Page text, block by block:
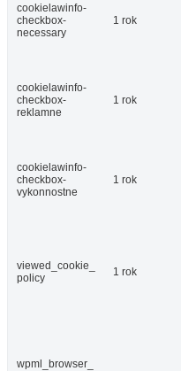
cookielawinfo-
checkbox-
necessary
1 rok
cookielawinfo-
checkbox-
reklamne
1 rok
cookielawinfo-
checkbox-
vykonnostne
1 rok
viewed_cookie_
policy
1 rok
wpml_browser_